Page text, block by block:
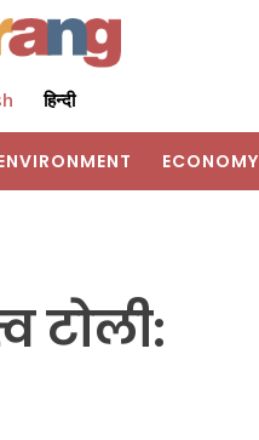
हिन्दी
ECONOMY
टोली: